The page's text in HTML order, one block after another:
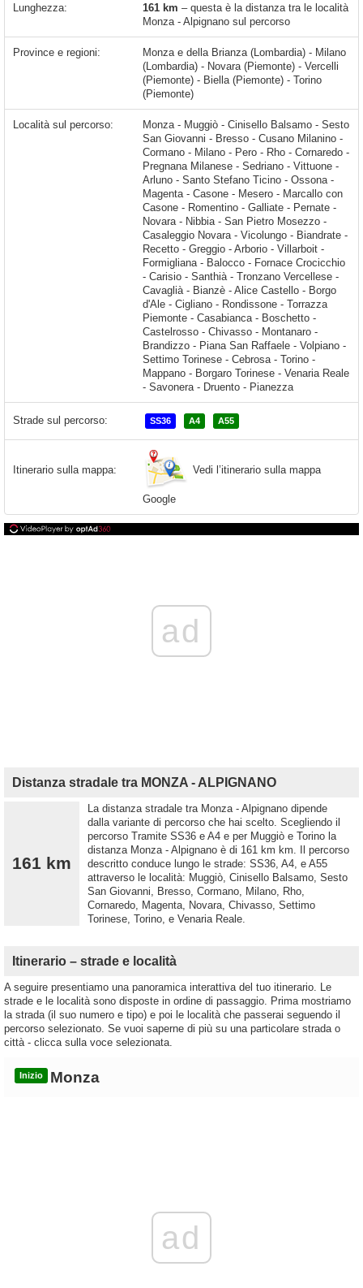
Lunghezza: 161 km – questa è la distanza tra le località
Monza - Alpignano sul percorso
Province e regioni:
Monza e della Brianza (Lombardia) - Milano
(Lombardia) - Novara (Piemonte) - Vercelli
(Piemonte) - Biella (Piemonte) - Torino
(Piemonte)
Località sul percorso: Monza - Muggiò - Cinisello Balsamo - Sesto San Giovanni - Bresso - Cusano Milanino - Cormano - Milano - Pero - Rho - Cornaredo - Pregnana Milanese - Sedriano - Vittuone - Arluno - Santo Stefano Ticino - Ossona - Magenta - Casone - Mesero - Marcallo con Casone - Romentino - Galliate - Pernate - Novara - Nibbia - San Pietro Mosezzo - Casaleggio Novara - Vicolungo - Biandrate - Recetto - Greggio - Arborio - Villarboit - Formigliana - Balocco - Fornace Crocicchio - Carisio
Strade sul percorso: SS36 A4 A55
Itinerario sulla mappa: Vedi l’itinerario sulla mappa
Google
ad
Distanza stradale tra MONZA - ALPIGNANO
161 km
La distanza stradale tra Monza - Alpignano dipende
dalla variante di percorso che hai scelto. Scegliendo il
percorso Tramite SS36 e A4 e per Muggiò e Torino la
distanza Monza - Alpignano è di 161 km km. Il percorso
descritto conduce lungo le strade: SS36, A4, e A55
attraverso le località: Muggiò, Cinisello Balsamo, Sesto
San Giovanni, Bresso, Cormano, Milano, Rho,
Cornaredo, Magenta, Novara, Chivasso, Settimo
Torinese, Torino, e Venaria Reale.
Itinerario – strade e località
A seguire presentiamo una panoramica interattiva del tuo itinerario. Le
strade e le località sono disposte in ordine di passaggio. Prima mostriamo
la strada (il suo numero e tipo) e poi le località che passerai seguendo il
percorso selezionato. Se vuoi saperne di più su una particolare strada o
città - clicca sulla voce selezionata.
Inizio Monza
ad